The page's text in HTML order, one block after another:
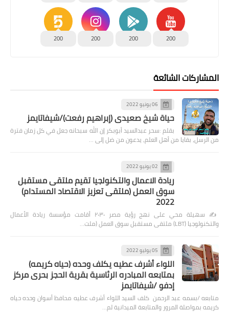
200
200
200
200
المشاركات الشائعة
06 يونيو 2022
حياة شيخ صعيدى (إبراهيم رفعت)/شيفاتايمز
بقلم :سحر عبدالسيد أبوبكر إن الله سبحانه جعل في كل زمان فترة
من الرسل، بقايا من أهل العلم، يدعون من ضل إلى …
02 يونيو 2022
ريادة الاعمال والتكنولجيا تقيم ملتقى مستقبل
سوق العمل (ملتقى تعزيز الاقتصاد المستدام)
2022
✍️ سهيلة محي على نهج رؤية مصر ٢٠٣٠ أقامت مؤسسة ريادة الأعمال
والتكنولوجيا (LBT) ملتقى مستقبل سوق العمل (ملت…
05 يوليو 2022
اللواء أشرف عطيه يكلف وحده (حياه كريمه)
بمتابعه المبادره الرئاسية بقرية الحجز بحرى مركز
إدفو /شيفاتايمز
متابعه /بسمه عبد الرحمن كلف السيد اللواء أشرف عطيه محافظ أسوان وحده حياه
كريمه بمواصلة المرور والمتابعة الميدانية لم…